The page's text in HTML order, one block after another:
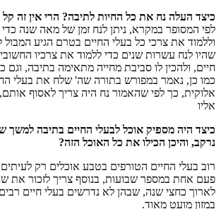
כיצד העלה נח את כל החיות לתיבה? הרי אין זה קל
לפי המסופר במקרא, ניתן לנח זמן של מאה שנה
וללמוד את צרכי כל בעלי החיים בטרם הגיע המבול
שהיו לנח עשרות שנים כדי ללמוד את צרכיו
חיים, ולהכין לו סביבת מחייה מתאימה בתיבה, וגם
כמו כן, נאמר במפורש בתורה שה' שלח את בעלי
אלוקית, כך לפי שהאמור נח היה צריך לאסוף
אליו
כיצד היה מספיק אוכל לבעלי החיים בתיבה
נרקב, והיכן הכילו את כל האוכל הזה?
רוב בעלי החיים הטורפים בטבע אוכלים רק
פעם אחת במספר שבועות, בנוסף צריך לזכור את
לארוך כחצי שנה, שבהן לא נדרשים בעלי חיים
במזון מועט מאוד.